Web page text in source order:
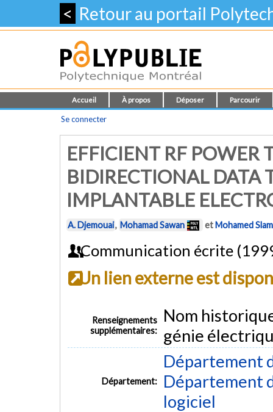
< Retour au portail
Accueil À propos Déposer Parcourir
Se connecter
EFFICIENT RF POWER
BIDIRECTIONAL DATA
IMPLANTABLE
A. Djemouai, Mohamad Sawan etMohamed
Communication écrite
Un lien externe est
Renseignements
supplémentaires:
Nom
génie
Département:
Département
Département
logiciel